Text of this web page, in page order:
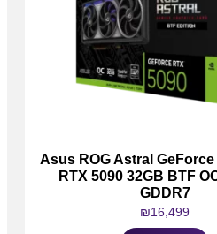
כרטיס מסך Asus ROG Astral GeForce
RTX 5090 32GB BTF
GDDR7
₪16,499